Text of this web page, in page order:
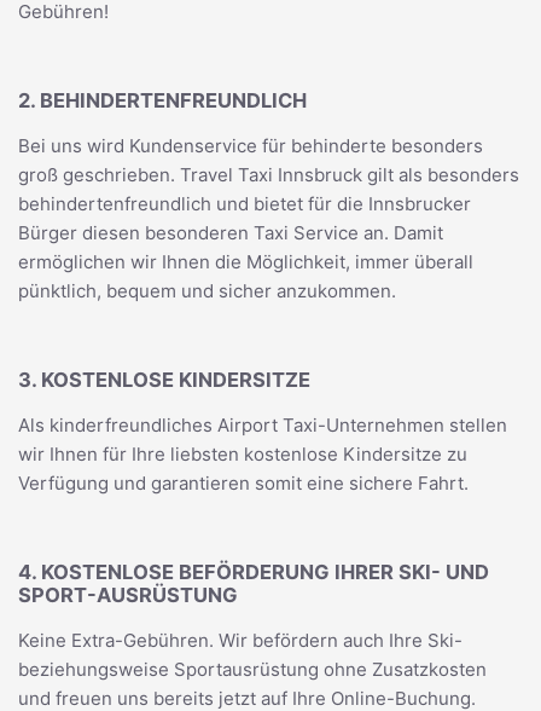
Gebühren!
2. BEHINDERTENFREUNDLICH
Bei uns wird Kundenservice für behinderte besonders
groß geschrieben. Travel Taxi Innsbruck gilt als besonders
behindertenfreundlich und bietet für die Innsbrucker
Bürger diesen besonderen Taxi Service an. Damit
ermöglichen wir Ihnen die Möglichkeit, immer überall
pünktlich, bequem und sicher anzukommen.
3. KOSTENLOSE KINDERSITZE
Als kinderfreundliches Airport Taxi-Unternehmen stellen
wir Ihnen für Ihre liebsten kostenlose Kindersitze zu
Verfügung und garantieren somit eine sichere Fahrt.
4. KOSTENLOSE BEFÖRDERUNG IHRER SKI- UND
SPORT-AUSRÜSTUNG
Keine Extra-Gebühren. Wir befördern auch Ihre Ski-
beziehungsweise Sportausrüstung ohne Zusatzkosten
und freuen uns bereits jetzt auf Ihre Online-Buchung.